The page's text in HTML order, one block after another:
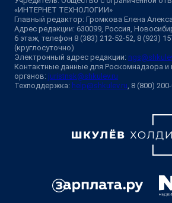
«ИНТЕРНЕТ ТЕХНОЛОГИИ»
Главный редактор: Громкова Елена
Адрес редакции: 630099, Россия,
6 этаж, телефон 8 (383) 212-52-52, 8 (923)
(круглосуточно)
Электронный адрес редакции:
Контактные данные для Роскомнадзора и
органов: juristnsk@shkulev.ru
Техподдержка: help@shkulev.ru, 8 (800)